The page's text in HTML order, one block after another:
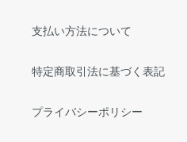
支払い方法について
特定商取引法に基づく表記
プライバシーポリシー